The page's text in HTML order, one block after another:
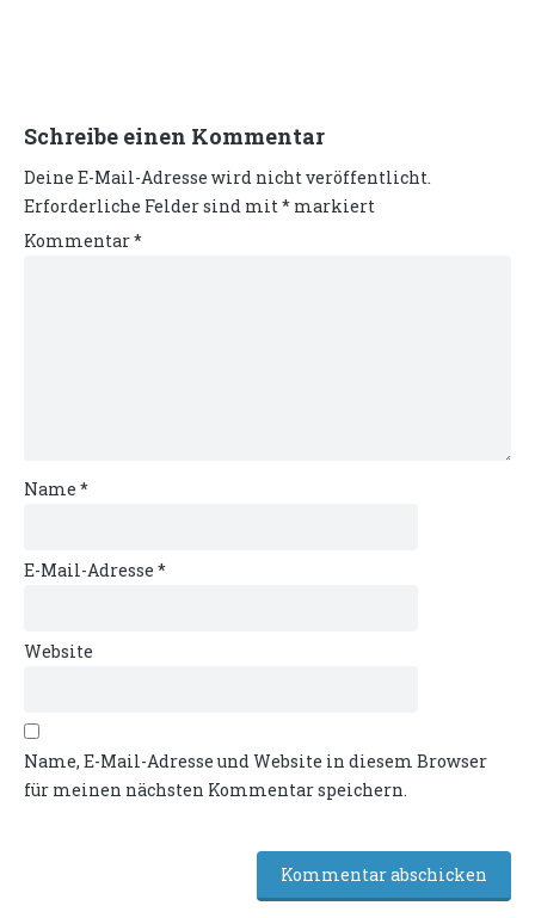
Schreibe einen Kommentar
Deine E-Mail-Adresse wird nicht veröffentlicht.
Erforderliche Felder sind mit* markiert
Kommentar*
Name *
E-Mail-Adresse *
Website
Name, E-Mail-Adresse und Website in diesem Browser
für meinen nächsten Kommentar speichern.